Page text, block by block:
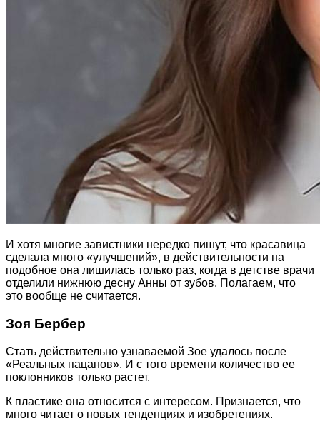
И хотя многие завистники нередко пишут, что красавица
сделала много «улучшений», в действительности на
подобное она лишилась только раз, когда в детстве врачи
отделили нижнюю десну Анны от зубов. Полагаем, что
это вообще не считается.
Зоя Бербер
Стать действительно узнаваемой Зое удалось после
«Реальных пацанов». И с того времени количество ее
поклонников только растет.
К пластике она относится с интересом. Признается, что
много читает о новых тенденциях и изобретениях.